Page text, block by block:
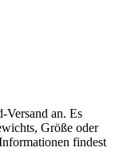
Versand an. Es
Größe oder
findest